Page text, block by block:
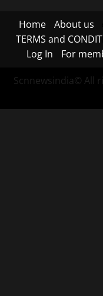
Home About us
TERMS and
Log In
For
Scnnewsindia© All